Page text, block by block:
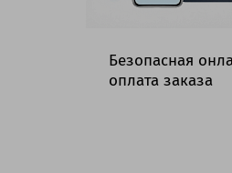
Безопасная
оплата заказа